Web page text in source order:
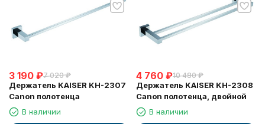
3 190 ₽7 020 ₽
Держатель KAISER KH-2307
Canon полотенца
В наличии
4 760 ₽10 480 ₽
Держатель KAISER KH-2308
Canon полотенца, двойной
В наличии